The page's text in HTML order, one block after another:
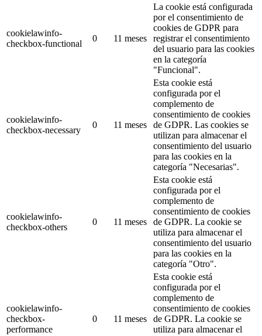
cookielawinfo-
checkbox-functional
0 11 meses
La cookie está configurada
por el consentimiento de
cookies de GDPR para
registrar el consentimiento
del usuario para las cookies
en la categoría
"Funcional".
cookielawinfo-
checkbox-necessary
0 11 meses
Esta cookie está
configurada por el
complemento de
consentimiento de cookies
de GDPR. Las cookies se
utilizan para almacenar el
consentimiento del usuario
para las cookies en la
categoría "Necesarias".
cookielawinfo-
checkbox-others
0 11 meses
Esta cookie está
configurada por el
complemento de
consentimiento de cookies
de GDPR. La cookie se
utiliza para almacenar el
consentimiento del usuario
para las cookies en la
categoría "Otro".
cookielawinfo-
checkbox-
performance
0 11 meses
Esta cookie está
configurada por el
complemento de
consentimiento de cookies
de GDPR. La cookie se
utiliza para almacenar el